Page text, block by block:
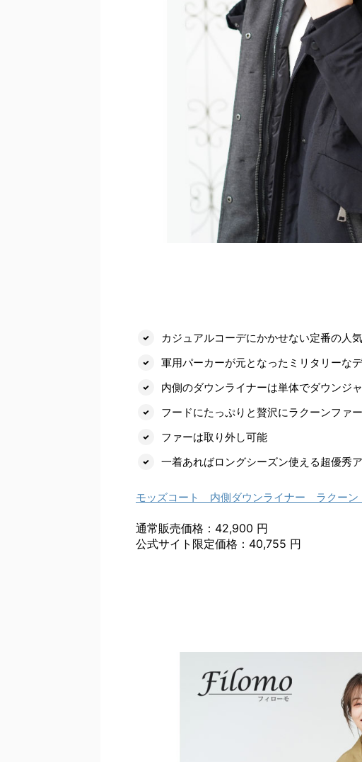
カジュアルコーデにかかせない定番の人
軍用パーカーが元となったミリタリーな
内側のダウンライナーは単体でダウンジ
フードにたっぷりと贅沢にラクーンファ
ファーは取り外し可能
一着あればロングシーズン使える超優秀
モッズコート 内側ダウンライナー ラクーン
通常販売価格：42,900 円
公式サイト限定価格：40,755 円